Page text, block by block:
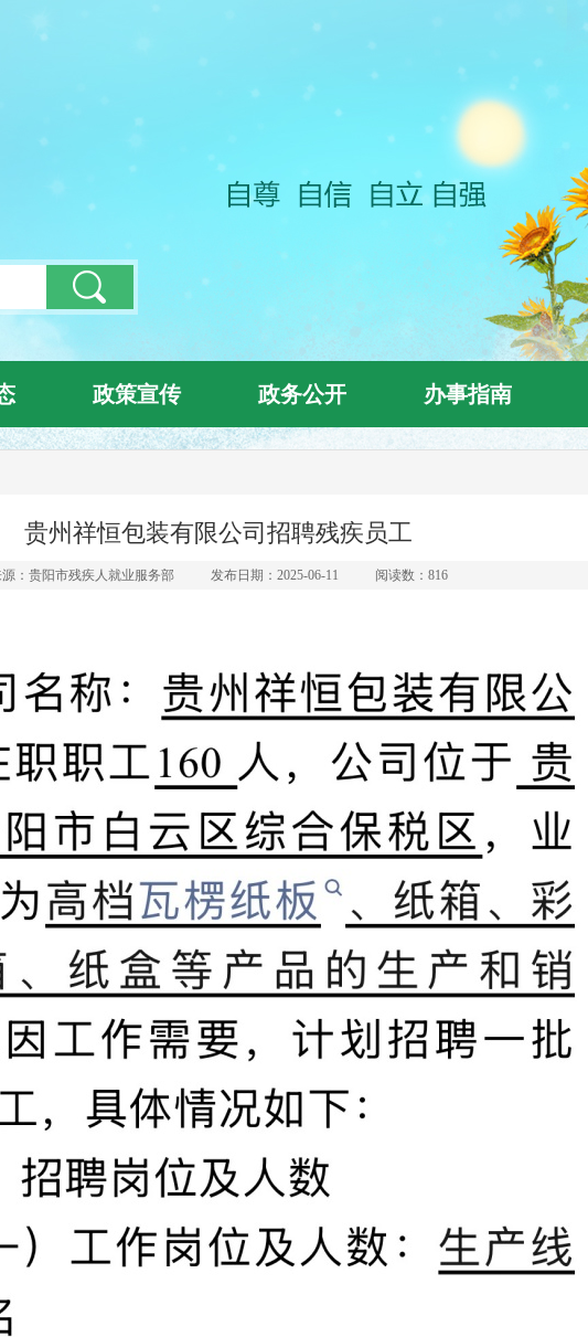
政策宣传 政务公开 办事指南
贵州祥恒包装有限公司招聘残疾员工
：贵阳市残疾人就业服务部 发布日期：2025-06-11 阅读数：816